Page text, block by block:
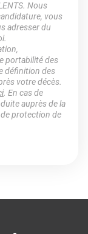
Nous
vous
adresser du
portabilité des
définition des
votre décès.
. En cas de
auprès de la
protection de